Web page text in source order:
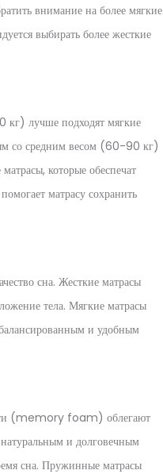
внимание на более мягкие
выбирать более жесткие
кг) лучше подходят мягкие
со средним весом (60-90 кг)
которые обеспечат
матрасу сохранить
сна. Жесткие матрасы
тела. Мягкие матрасы
и удобным
(memory foam) облегают
и долговечным
сна. Пружинные матрасы